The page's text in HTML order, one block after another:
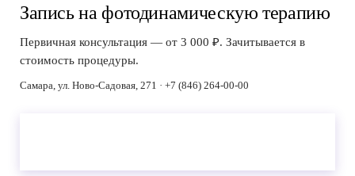
Запись на фотодинамическую терапию
Первичная консультация — от 3 000 ₽. Зачитывается в
стоимость процедуры.
Самара, ул. Ново-Садовая, 271 · +7 (846) 264-00-00